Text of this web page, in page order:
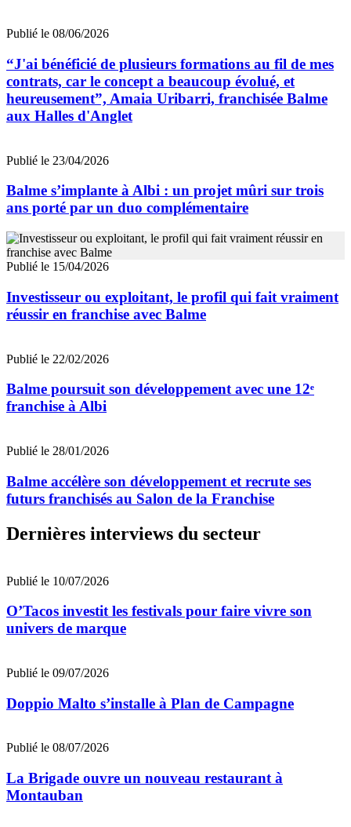
Publié le 08/06/2026
“J'ai bénéficié de plusieurs formations au fil de mes
contrats, car le concept a beaucoup évolué, et
heureusement”, Amaia Uribarri, franchisée Balme
aux Halles d'Anglet
Publié le 23/04/2026
Balme s’implante à Albi : un projet mûri sur trois
ans porté par un duo complémentaire
Publié le 15/04/2026
Investisseur ou exploitant, le profil qui fait vraiment
réussir en franchise avec Balme
Publié le 22/02/2026
Balme poursuit son développement avec une 12ᵉ
franchise à Albi
Publié le 28/01/2026
Balme accélère son développement et recrute ses
futurs franchisés au Salon de la Franchise
Dernières interviews du secteur
Publié le 10/07/2026
O’Tacos investit les festivals pour faire vivre son
univers de marque
Publié le 09/07/2026
Doppio Malto s’installe à Plan de Campagne
Publié le 08/07/2026
La Brigade ouvre un nouveau restaurant à
Montauban